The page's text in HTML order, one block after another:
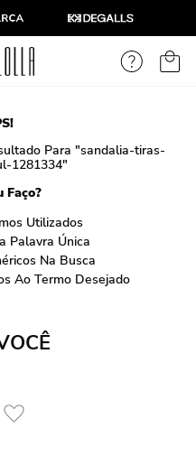
Para "sandalia-tiras-
1281334"
Faço?
Utilizados
Palavra Única
Na Busca
Ao Termo Desejado